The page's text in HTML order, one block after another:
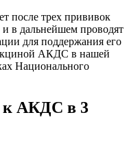
после трех прививок
в дальнейшем проводят
для поддержания его
АКДС в нашей
Национального
к АКДС в 3